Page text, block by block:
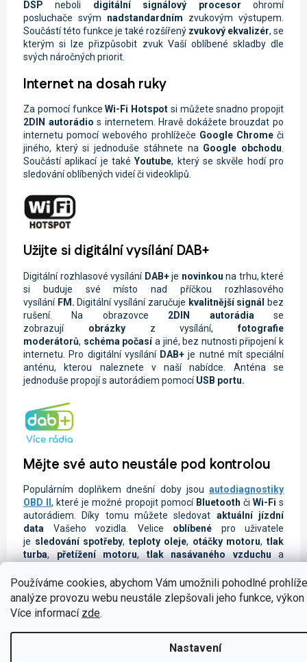
Používáme cookies, abychom Vám umožnili pohodlné
analýze provozu webu neustále zlepšovali jeho funkce,
Více informací zde.
Nastavení
DSP neboli digitální signálový procesor
ohromí
posluchače svým
nadstandardním
zvukovým výstupem.
Součástí této funkce je také rozšířený zvukový ekvalizér, se
kterým si lze přizpůsobit zvuk Vaší oblíbené skladby dle
svých náročných priorit.
Internet na dosah ruky
Za pomocí funkceWi-Fi Hotspot si můžete snadno propojit
2DIN autorádio s internetem. Hravě dokážete brouzdat po
internetu pomocí webového prohlížeče Google Chromeči
jiného, který si jednoduše stáhnete na Google obchodu.
Součástí aplikací je takéYoutube, který se skvěle hodí pro
sledování oblíbených videí či videoklipů.
Užijte si digitální vysílání DAB+
Digitální rozhlasové vysílání DAB+je novinkou na trhu, které
si buduje své místo nad příčkou rozhlasového
vysílání FM. Digitální vysílání zaručuje kvalitnější signál
bez
rušení. Na obrazovce 2DIN autorádia se
zobrazují obrázkyz vysílání,fotografie
moderátorů, schéma počasía jiné, bez nutnosti připojení k
internetu. Pro digitální vysílání DAB+ je nutné mít speciální
anténu, kterou naleznete v naší nabídce. Anténa se
jednoduše propojí s autorádiem pomocíUSB portu.
Mějte své auto neustále pod kontrolou
Populárním doplňkem dnešní doby jsou autodiagnostiky
OBD II, které je možné propojit pomocí Bluetooth či Wi-Fi s
autorádiem. Díky tomu můžete sledovat aktuální jízdní
data Vašeho vozidla. Velice oblíbené pro uživatele
je sledování spotřeby, teploty oleje, otáčky motoru,tlak
turba, přetížení motoru, tlak nasávaného vzduchu a
diagnostikasamotného vozidla.Doporučujemepro
uživatele nainstalovat do zařízení aplikaciCar Scanner ELM
OBD2 , která je ověřená a dostupná v Google obchodu